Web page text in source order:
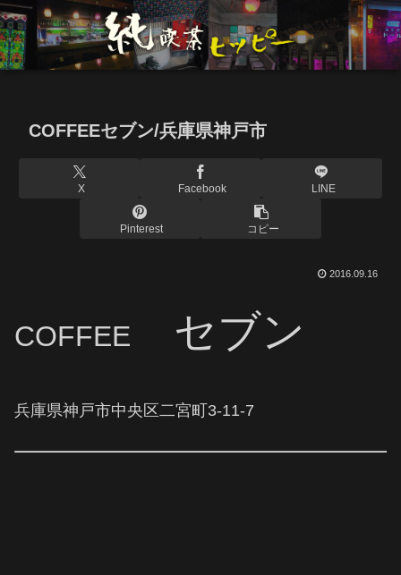
COFFEEセブン/兵庫県神戸市
X Facebook LINE
Pinterest コピー
2016.09.16
COFFEE セブン
兵庫県神戸市中央区二宮町3-11-7